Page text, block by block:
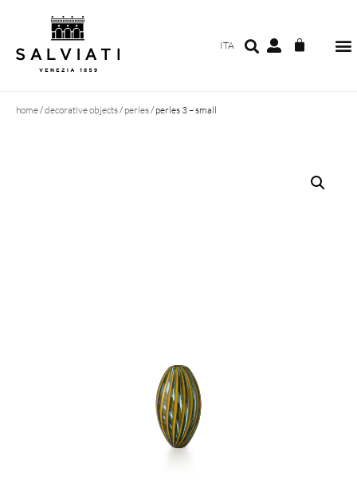
ITA
home/decorative objects/ perles/ perles 3 – small